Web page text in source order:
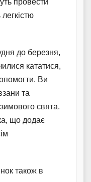
провести
до березня,
кататися,
Ви
та
свята.
що додає
також в